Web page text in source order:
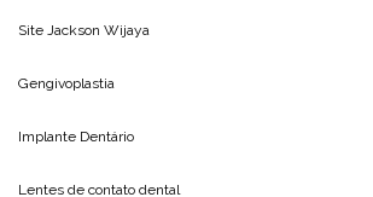
Site Jackson Wijaya
Gengivoplastia
Implante Dentário
Lentes de contato dental